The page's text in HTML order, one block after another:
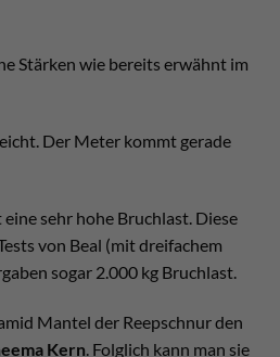
Stärken wie bereits erwähnt im
Der Meter kommt gerade
sehr hohe Bruchlast. Diese
von Beal (mit dreifachem
sogar 2.000 kg Bruchlast.
Mantel der Reepschnur den
Kern. Folglich kann man sie